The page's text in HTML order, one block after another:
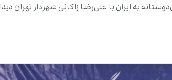
به ایران با علی‌رضا زاکانی شهردار تهران